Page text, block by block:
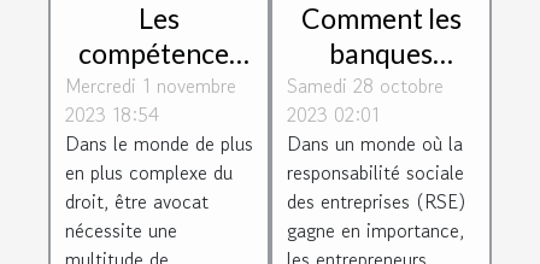
Les
compétences
essentielles
requises pour
être un avocat
efficace
Mercredi 1 novembre
2023 18:54
Dans le monde de plus
en plus complexe du
droit, être avocat
nécessite une
Comment les
banques
éthiques
soutiennent les
entrepreneurs
socialement
responsables
Samedi 28 octobre
2023 02:01
Dans un monde où la
responsabilité sociale
des entreprises (RSE)
gagne en importance,